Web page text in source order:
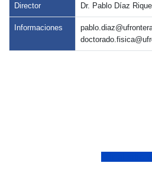
Director Dr. Pablo Díaz
Informaciones